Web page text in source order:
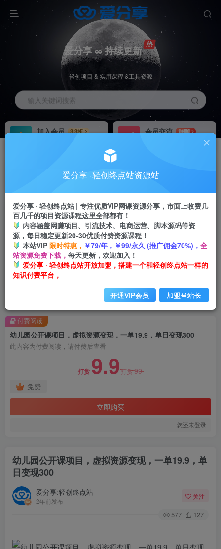
爱分享 ∞ 持续更新
轻创项目 & 实用课程 &工具资源
输入关键词搜索
加入会员
3.3折
会员交流
群聊
推广返佣高达70%
24小时自动赚钱
加入会员享受权益福利
幼儿园公开课项目，虚拟资源变现，一单19.9，单日变现300
此内容为付费阅读，请付费后查看
打赏 9.9打赏99
免费
立即购买
您还未登录
付费阅读
幼儿园公开课项目，虚拟资源变现，一单19.9，单
日变现300
爱分享:轻创终点站
2年前发布
关注
577 127
爱分享 ·轻创终点站资源站
爱分享 · 轻创终点站 | 专注优质VIP网课资源分享，市面上收费几
百几千的项目资源课程这里全部都有！
内容涵盖网赚项目、引流技术、电商运营、脚本源码等资
源，每日稳定更新20-30优质付费资源课程！
本站VIP 限时特惠， ￥79/年，￥99/永久 (推广佣金70%)， 全
站资源免费下载， 每天更新，欢迎加入！
爱分享 · 轻创终点站开放加盟，搭建一个和轻创终点站一样的
知识付费平台，
开通VIP会员 加盟当站长